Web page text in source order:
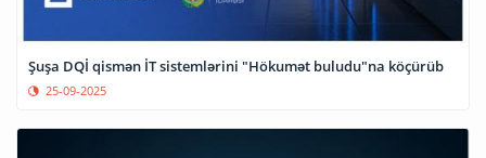
Şuşa DQİ qismən İT sistemlərini "Hökumət buludu"na köçürüb
25-09-2025